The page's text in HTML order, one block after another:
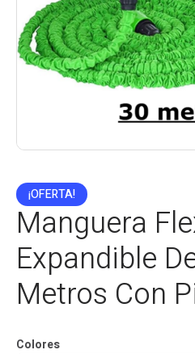
¡OFERTA!
Manguera
Expandible
Metros Con
Colores